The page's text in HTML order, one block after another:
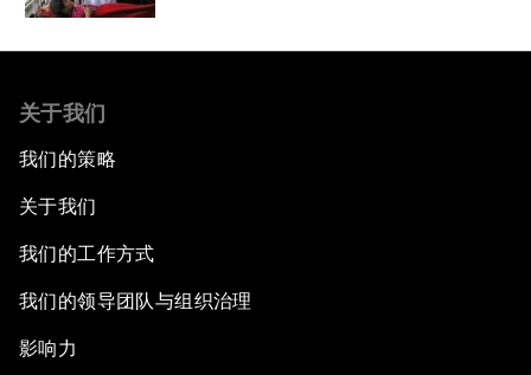
关于我们
我们的策略
关于我们
我们的工作方式
我们的领导团队与组织治理
影响力